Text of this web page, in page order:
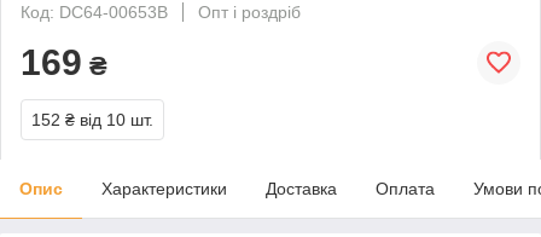
Код: DC64-00653B
Опт і роздріб
169 ₴
152 ₴ від 10 шт.
Опис Характеристики Доставка Оплата Умови